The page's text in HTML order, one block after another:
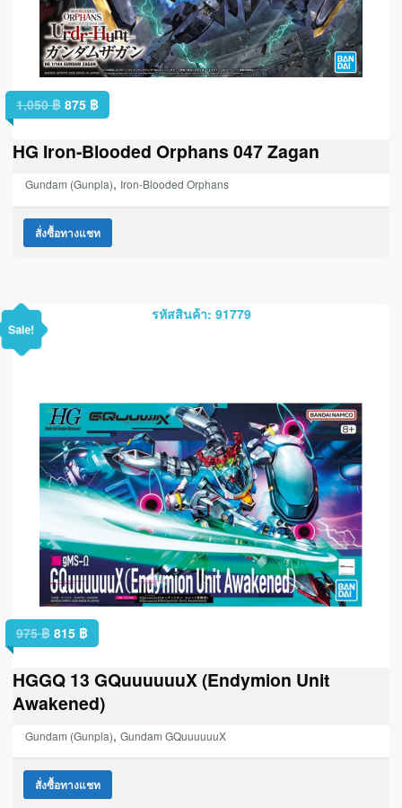
1,050฿ 875 ฿
HG Iron-Blooded Orphans 047 Zagan
Gundam (Gunpla), Iron-Blooded Orphans
สั่งซื้อทางแชท
รหัสสินค้า: 91779
Sale!
975฿ 815 ฿
HGGQ 13 GQuuuuuuX (Endymion Unit
Awakened)
Gundam (Gunpla), Gundam GQuuuuuuX
สั่งซื้อทางแชท